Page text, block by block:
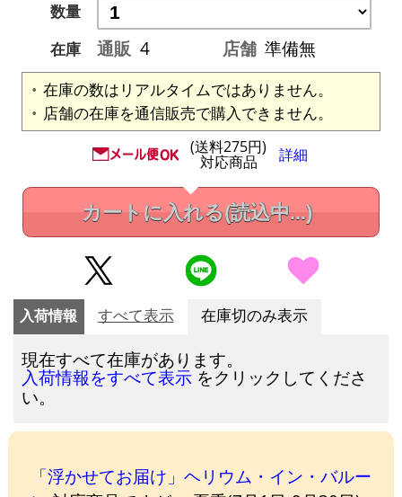
数量
在庫
通販 4 店舗 準備無
在庫の数はリアルタイムではありません。
店舗の在庫を通信販売で購入できません。
(送料275円)
対応商品 詳細
カートに入れる(読込中...)
入荷情報 すべて表示 在庫切のみ表示
現在すべて在庫があります。
入荷情報をすべて表示 をクリックしてくださ
い。
「浮かせてお届け」ヘリウム・イン・バルー